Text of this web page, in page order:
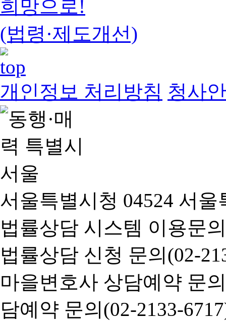
희망으로!
(법령·제도개선)
개인정보 처리방침 청사
서울특별시청 04524 서
법률상담 시스템 이용문
법률상담 신청 문의(02-
마을변호사 상담예약 문
담예약 문의(02-2133-